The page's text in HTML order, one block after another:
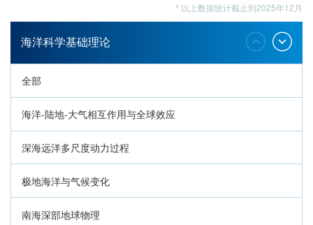
* 以上数据统计截止到2025年12月
海洋科学基础理论
全部
海洋-陆地-大气相互作用与全球效应
深海远洋多尺度动力过程
极地海洋与气候变化
南海深部地球物理